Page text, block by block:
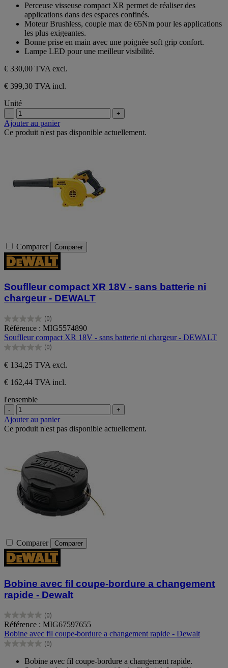
étoiles.
Perceuse visseuse compact XR permet de réaliser des
applications dans des espaces confinés.
Moteur Brushless, couple max de 65Nm pour les applications
les plus exigeantes.
Bonne prise en main avec une poignée soft grip confort.
Lampe LED pour une meilleur visibilité.
€ 330,00 TVA excl.
€ 399,30 TVA incl.
Unité
- +
Ajouter au panier
Ce produit n'est pas disponible actuellement.
Comparer Comparer
Souflleur compact XR 18V - sans batterie ni
chargeur - DEWALT
(0)
0.0
sur
5
étoiles.
Référence : MIG5574890
Souflleur compact XR 18V - sans batterie ni chargeur - DEWALT
(0)
0.0
sur
5
étoiles.
€ 134,25 TVA excl.
€ 162,44 TVA incl.
l'ensemble
- +
Ajouter au panier
Ce produit n'est pas disponible actuellement.
Comparer Comparer
Bobine avec fil coupe-bordure a changement
rapide - Dewalt
(0)
0.0
sur
5
étoiles.
Référence : MIG67597655
Bobine avec fil coupe-bordure a changement rapide - Dewalt
(0)
0.0
Bobine avec fil coupe-bordure a changement rapide.